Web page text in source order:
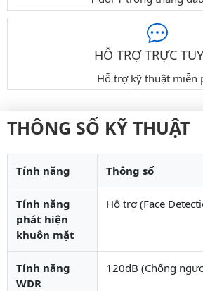
HỖ TRỢ TRỰC
Hỗ trợ kỹ thuật miễn
THÔNG SỐ KỸ THUẬT
Tính năng Thông số
Tính năng
phát hiện
khuôn mặt
Hỗ trợ (Face
Tính năng
WDR
120dB (Chống